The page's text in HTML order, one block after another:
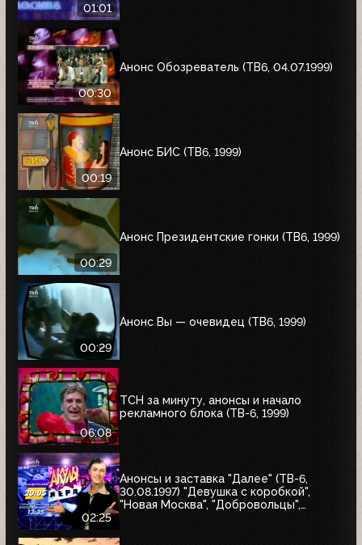
01:01
00:30
Анонс Обозреватель (ТВ6, 04.07.1999)
00:19
Анонс БИС (ТВ6, 1999)
00:29
Анонс Президентские гонки (ТВ6, 1999)
00:29
Анонс Вы — очевидец (ТВ6, 1999)
06:08
ТСН за минуту, анонсы и начало
рекламного блока (ТВ-6, 1999)
02:25
Анонсы и заставка "Далее" (ТВ-6,
30.08.1997) "Девушка с коробкой",
"Новая Москва", "Добровольцы",